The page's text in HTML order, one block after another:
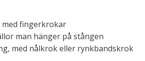
med fingerkrokar
man hänger på stången
med nålkrok eller rynkbandskrok